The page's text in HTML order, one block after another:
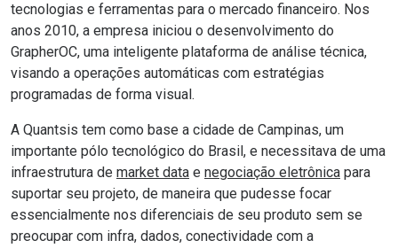
tecnologias e ferramentas para o mercado financeiro. Nos
anos 2010, a empresa iniciou o desenvolvimento do
GrapherOC, uma inteligente plataforma de análise técnica,
visando a operações automáticas com estratégias
programadas de forma visual.
A Quantsis tem como base a cidade de Campinas, um
importante pólo tecnológico do Brasil, e necessitava de uma
infraestrutura de market data e negociação eletrônica para
suportar seu projeto, de maneira que pudesse focar
essencialmente nos diferenciais de seu produto sem se
preocupar com infra, dados, conectividade com a